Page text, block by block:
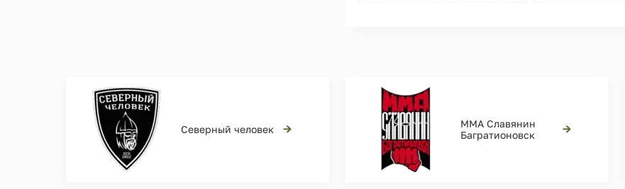
Северный человек →
ММА Славянин
Багратионовск
→